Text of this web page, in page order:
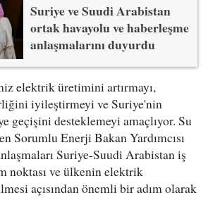
Suriye ve Suudi Arabistan
ortak havayolu ve haberleşme
anlaşmalarını duyurdu
elektrik üretimini artırmayı,
iyileştirmeyi ve Suriye'nin
geçişini desteklemeyi amaçlıyor. Su
Sorumlu Enerji Bakan Yardımcısı
Suriye-Suudi Arabistan iş
noktası ve ülkenin elektrik
açısından önemli bir adım olarak